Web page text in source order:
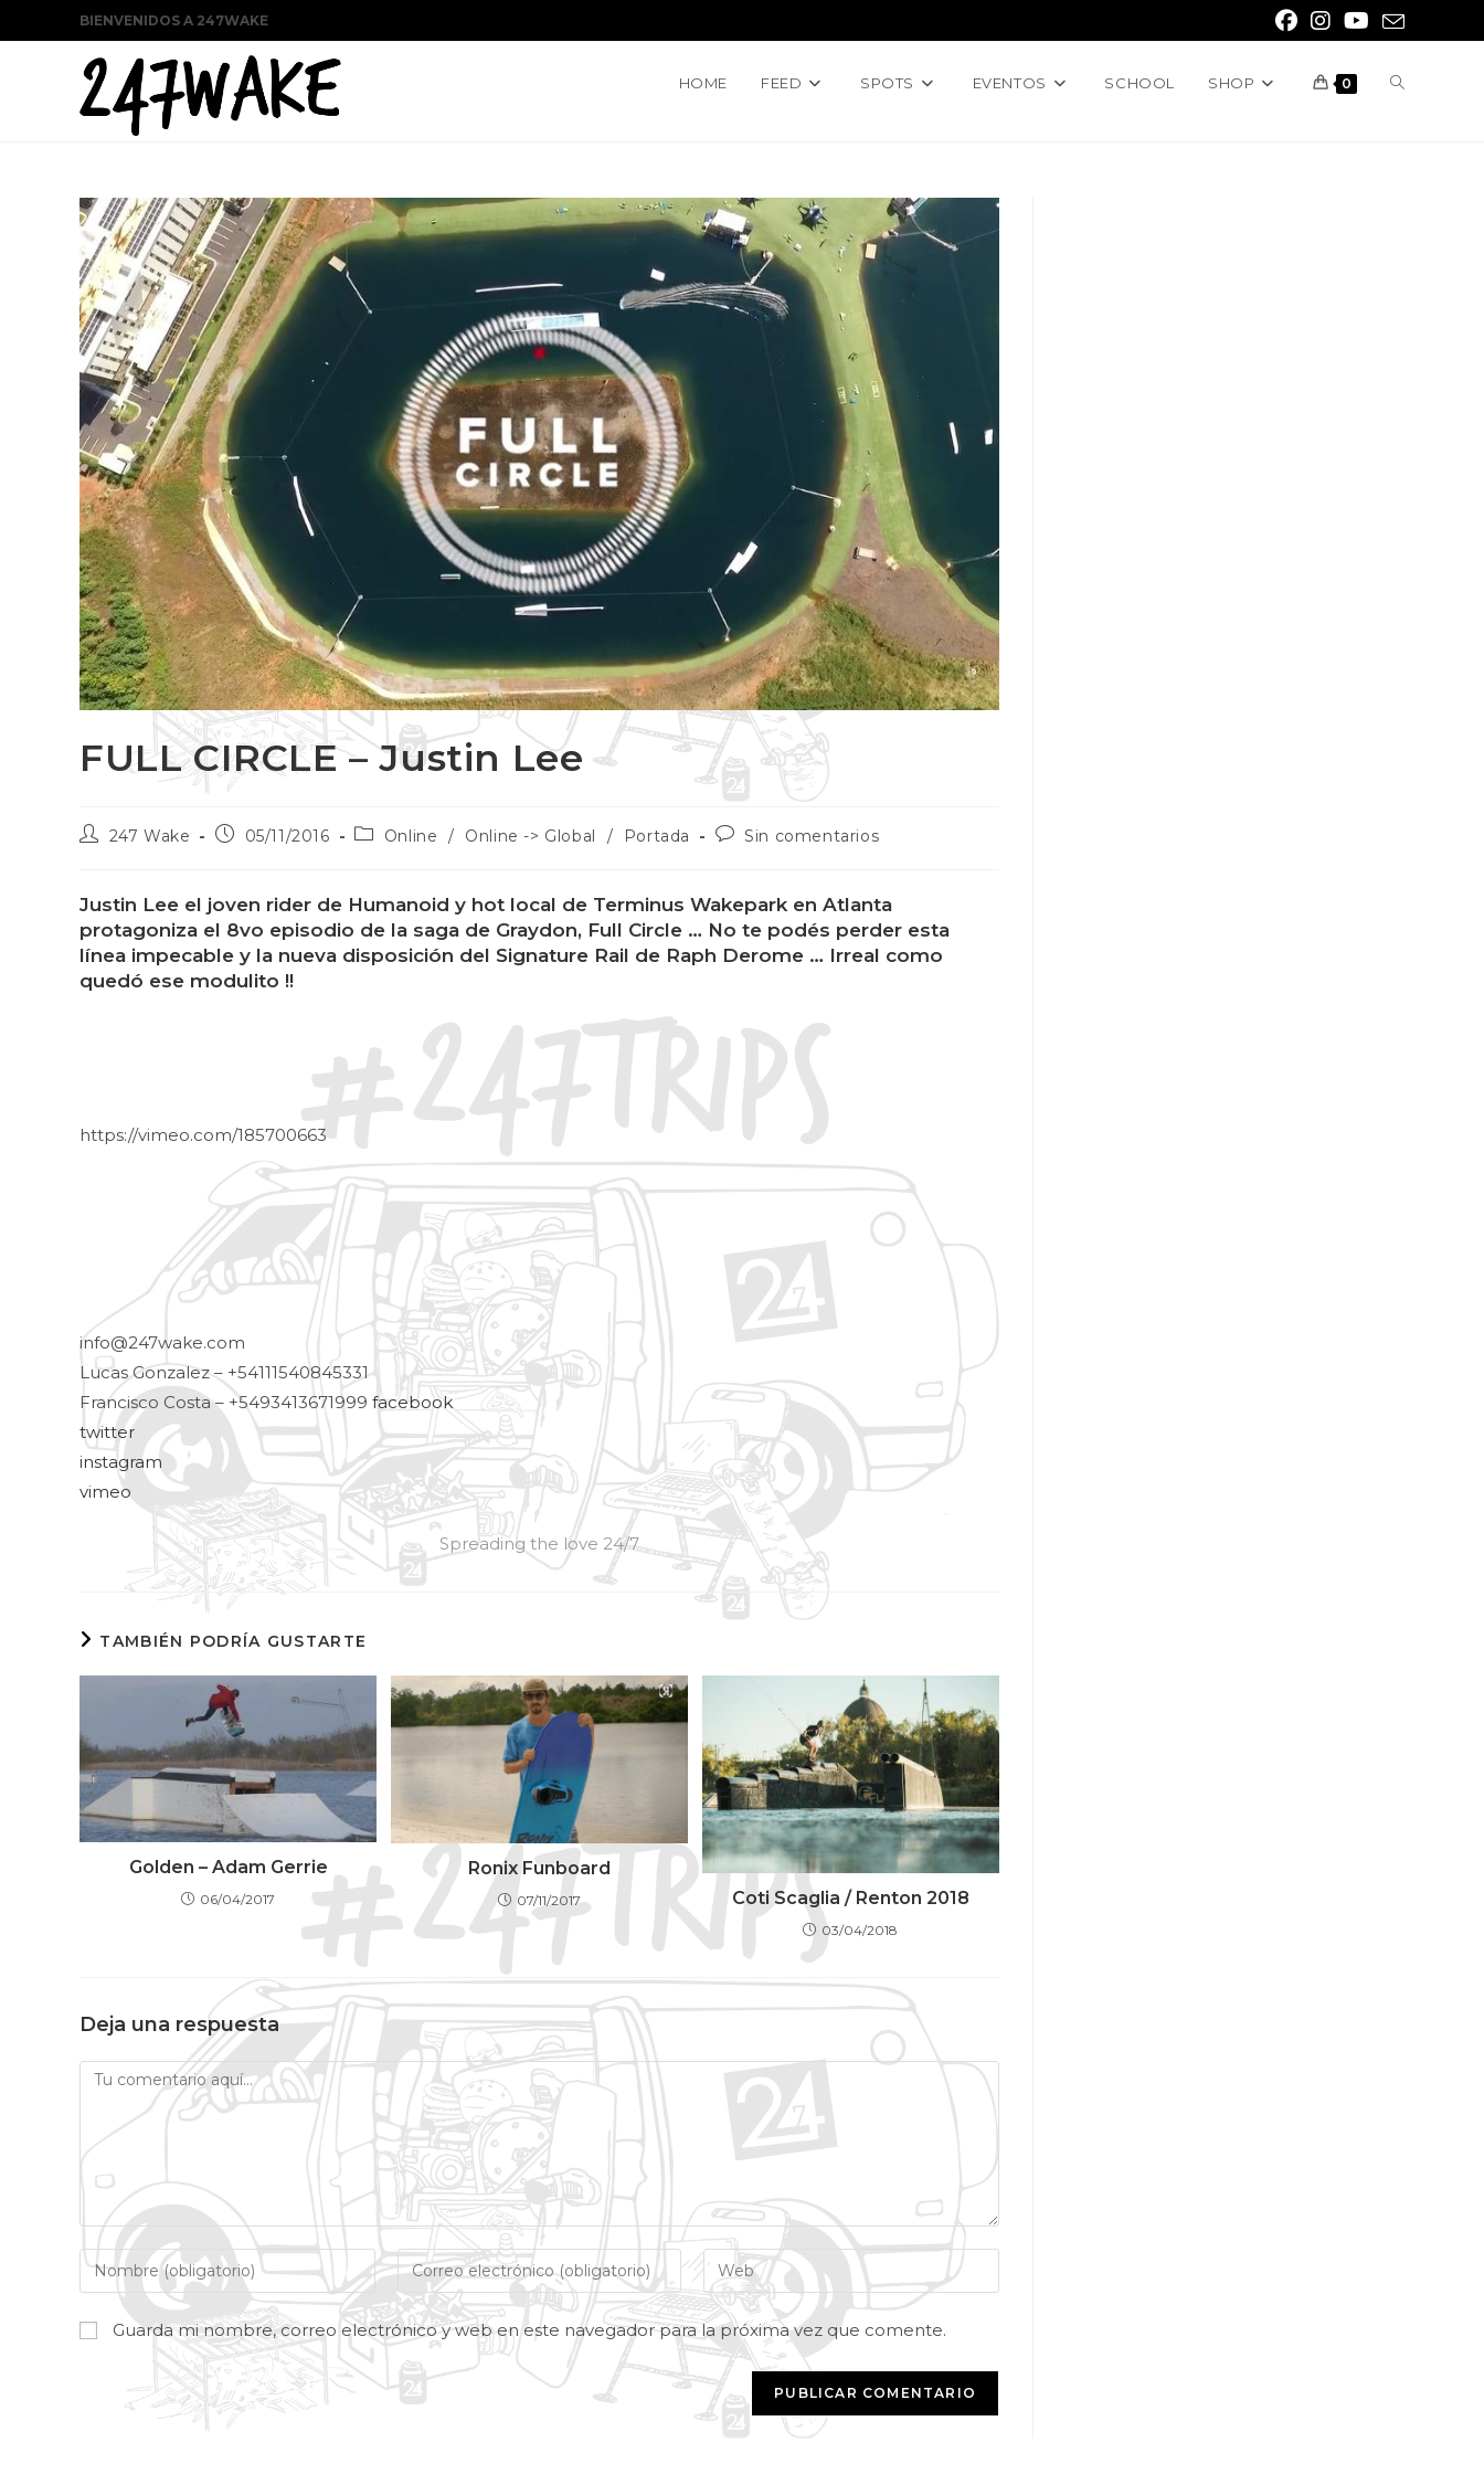
BIENVENIDOS A 247WAKE
HOME FEED SPOTS EVENTOS SCHOOL SHOP 0
FULL CIRCLE – Justin Lee
247 Wake 05/11/2016 Online / Online -> Global / Portada Sin comentarios
Justin Lee el joven rider de Humanoid y hot local de Terminus Wakepark en Atlanta
protagoniza el 8vo episodio de la saga de Graydon, Full Circle … No te podés perder esta
línea impecable y la nueva disposición del Signature Rail de Raph Derome … Irreal como
quedó ese modulito !!
https://vimeo.com/185700663
info@247wake.com
Lucas Gonzalez – +54111540845331
Francisco Costa – +5493413671999 facebook
twitter
instagram
vimeo
Spreading the love 24/7
TAMBIÉN PODRÍA GUSTARTE
Golden – Adam Gerrie
06/04/2017
Ronix Funboard
07/11/2017 Coti Scaglia / Renton 2018
03/04/2018
Deja una respuesta
Guarda mi nombre, correo electrónico y web en este navegador para la próxima vez que comente.